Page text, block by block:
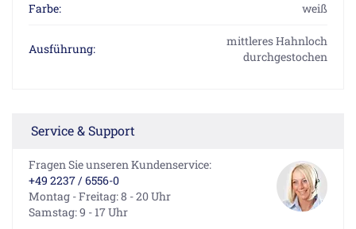
Farbe: weiß
Ausführung:
mittleres Hahnloch
durchgestochen
Service & Support
Fragen Sie unseren Kundenservice:
+49 2237 / 6556-0
Montag - Freitag: 8 - 20 Uhr
Samstag: 9 - 17 Uhr